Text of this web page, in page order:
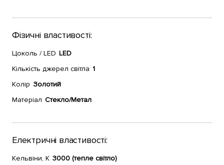
Фізичні властивості:
Цоколь / LED LED
Кількість джерел світла 1
Колір Золотий
Матеріал Стекло/Метал
Електричні властивості:
Кельвіни, К 3000 (тепле світло)